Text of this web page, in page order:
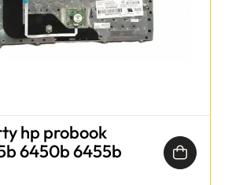
hp probook
6450b 6455b